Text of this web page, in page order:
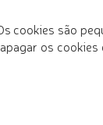
cookies são
os cookies